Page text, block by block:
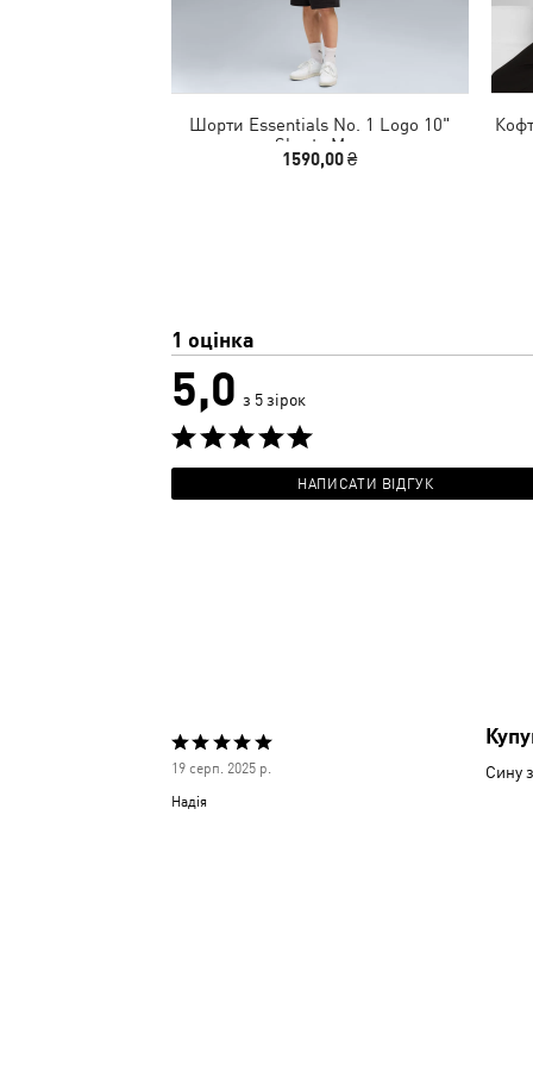
Шорти Essentials No. 1 Logo 10"
Shorts Men
1590,00 ₴
1 оцінка
5,0 з 5 зірок
НАПИСАТИ ВІДГУК
Оцінено
19 серп. 2025 р.
Надія
Сину